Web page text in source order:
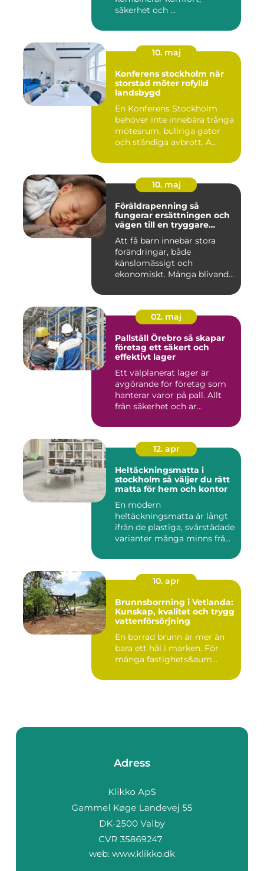
säkerhet och ...
10. maj
Konferens stockholm när
storstad möter rofylld
landsbygd
En Konferens Stockholm
behöver inte innebära trånga
mötesrum, bullriga gator
och ständiga avbrott. A...
10. maj
Föräldrapenning så
fungerar ersättningen och
vägen till en tryggare
Att få barn innebär stora
förändringar, både
känslomässigt och
ekonomiskt. Många blivande
02. maj
Pallställ Örebro så skapar
företag ett säkert och
effektivt lager
Ett välplanerat lager är
avgörande för företag som
hanterar varor på pall. Allt
från säkerhet och ar...
12. apr
Heltäckningsmatta i
stockholm så väljer du rätt
matta för hem och kontor
En modern
heltäckningsmatta är långt
ifrån de plastiga, svårstädade
varianter många minns från
10. apr
Brunnsborrning i Vetlanda:
Kunskap, kvalitet och trygg
vattenförsörjning
En borrad brunn är mer än
bara ett hål i marken. För
många fastighets&aum...
Adress
web: www.klikko.dk